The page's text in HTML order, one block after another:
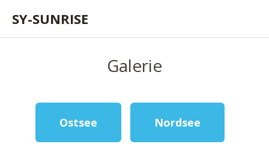
SY-SUNRISE
Galerie
Ostsee Nordsee